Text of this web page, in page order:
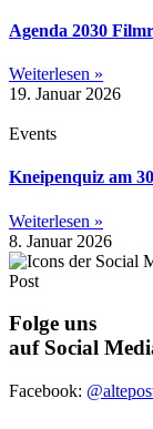
Agenda 2030
Weiterlesen »
19. Januar 2026
Events
Kneipenquiz am
Weiterlesen »
8. Januar 2026
Folge uns
auf Social
Facebook: